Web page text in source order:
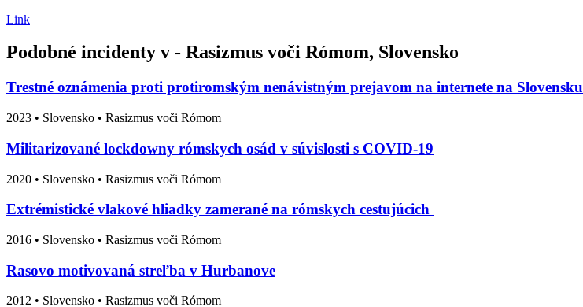
Link
Podobné incidenty v - Rasizmus voči Rómom, Slovensko
Trestné oznámenia proti protiromským nenávistným prejavom na internete na Slovensku
2023 • Slovensko • Rasizmus voči Rómom
Militarizované lockdowny rómskych osád v súvislosti s COVID-19
2020 • Slovensko • Rasizmus voči Rómom
Extrémistické vlakové hliadky zamerané na rómskych cestujúcich
2016 • Slovensko • Rasizmus voči Rómom
Rasovo motivovaná streľba v Hurbanove
2012 • Slovensko • Rasizmus voči Rómom